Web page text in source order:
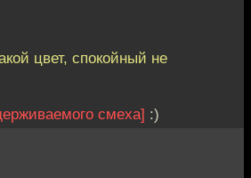
цвет, спокойный не
смеха] :)